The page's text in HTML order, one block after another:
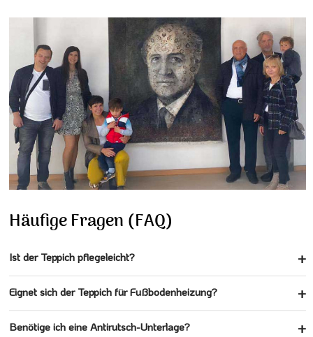
Häufige Fragen (FAQ)
Ist der Teppich pflegeleicht?
Eignet sich der Teppich für Fußbodenheizung?
Benötige ich eine Antirutsch-Unterlage?